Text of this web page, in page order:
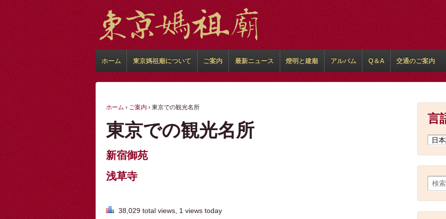
ホーム 東京媽祖廟について ご案内 最新ニュース 燈明と建廟 アルバム Q＆A 交通のご案内
ホーム › ご案内 › 東京での観光名所
東京での観光名所
新宿御苑
浅草寺
38,029 total views, 1 views today
言